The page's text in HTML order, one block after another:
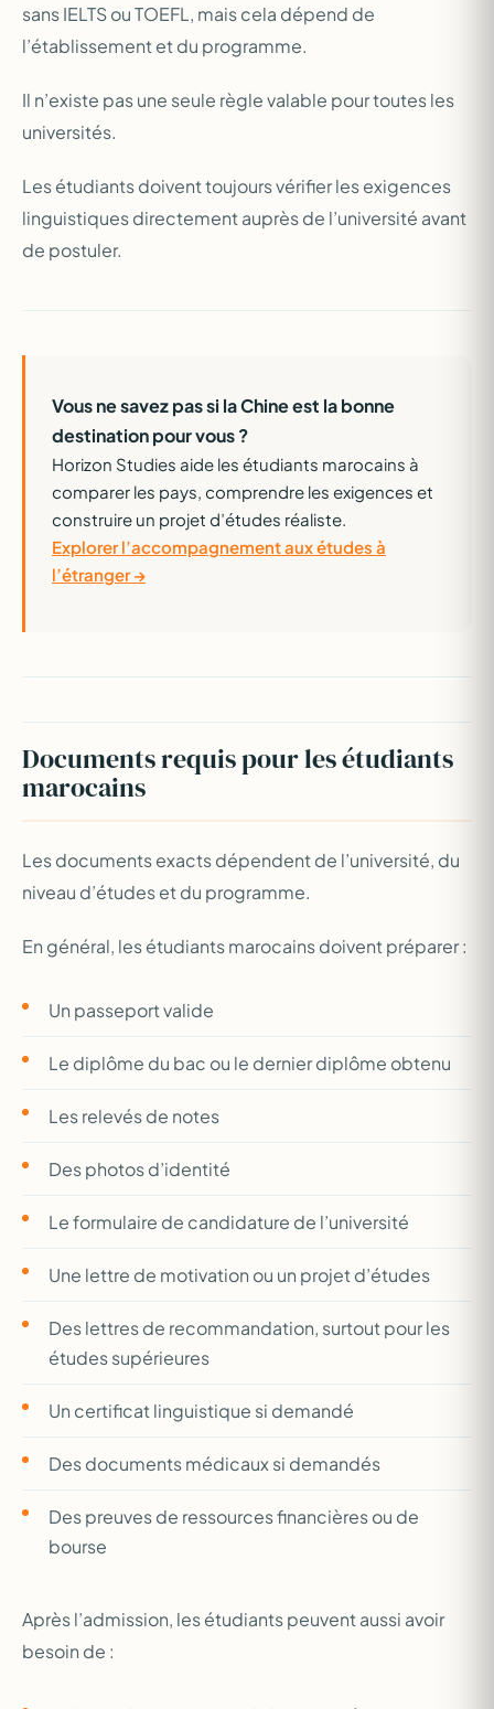
sans IELTS ou TOEFL, mais cela dépend de
l’établissement et du programme.
Il n’existe pas une seule règle valable pour toutes les
universités.
Les étudiants doivent toujours vérifier les exigences
linguistiques directement auprès de l’université avant
de postuler.
Vous ne savez pas si la Chine est la bonne
destination pour vous ?
Horizon Studies aide les étudiants marocains à
comparer les pays, comprendre les exigences et
construire un projet d’études réaliste.
Explorer l’accompagnement aux études à
l’étranger →
Documents requis pour les étudiants
marocains
Les documents exacts dépendent de l’université, du
niveau d’études et du programme.
En général, les étudiants marocains doivent préparer :
Un passeport valide
Le diplôme du bac ou le dernier diplôme obtenu
Les relevés de notes
Des photos d’identité
Le formulaire de candidature de l’université
Une lettre de motivation ou un projet d’études
Des lettres de recommandation, surtout pour les
études supérieures
Un certificat linguistique si demandé
Des documents médicaux si demandés
Des preuves de ressources financières ou de
bourse
Après l’admission, les étudiants peuvent aussi avoir
besoin de :